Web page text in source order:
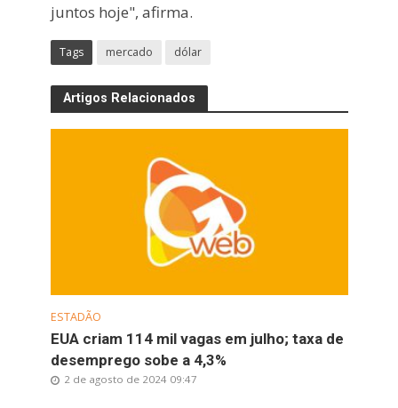
juntos hoje", afirma.
Tags mercado dólar
Artigos Relacionados
ESTADÃO
EUA criam 114 mil vagas em julho; taxa de
desemprego sobe a 4,3%
2 de agosto de 2024 09:47